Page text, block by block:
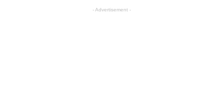
- Advertisement -